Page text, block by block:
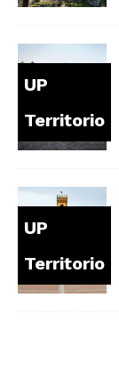
UP
Territorio
UP
Territorio